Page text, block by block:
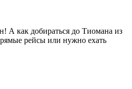
А как добираться до Тиомана из
рейсы или нужно ехать